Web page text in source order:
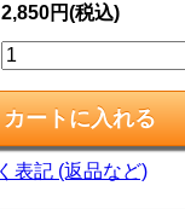
2,850円(税込)
表記 (返品など)